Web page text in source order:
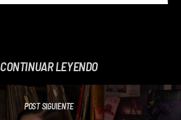
CONTINUAR LEYENDO
POST SIGUIENTE